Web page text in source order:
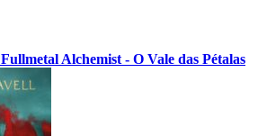
Fullmetal Alchemist - O Vale das Pétalas